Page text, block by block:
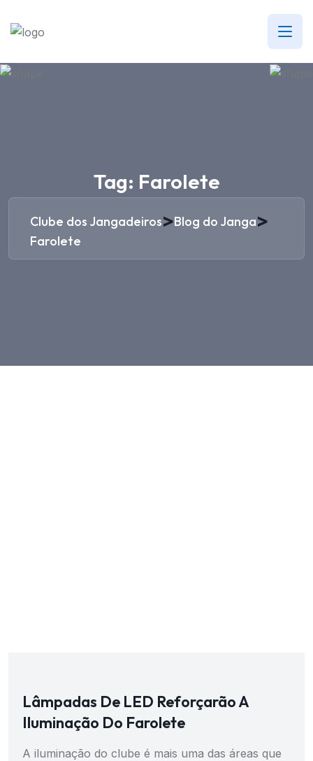
Tag: Farolete
Clube dos Jangadeiros>Blog do Janga>
Farolete
Lâmpadas De LED Reforçarão A
Iluminação Do Farolete
A iluminação do clube é mais uma das áreas que